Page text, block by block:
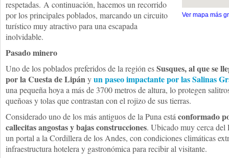
Ver mapa más
respetadas. A continuación, hacemos un recorrido
por los principales poblados, marcando un circuito
turístico muy atractivo para una escapada
inolvidable.
Pasado minero
Uno de los poblados preferidos de la región esSusques, al que se
por la Cuesta de Lipányun paseo impactante por las Salinas
una pequeña hoya a más de 3700 metros de altura, lo protegen
queñoas y tolas que contrastan con el rojizo de sus tierras.
Considerado uno de los más antiguos de la Puna está conformado
callecitas angostas y bajas construcciones. Ubicado muy cerca del
un portal a la Cordillera de los Andes, con condiciones climáticas
infraestructura hotelera y gastronómica para recibir al visitante.